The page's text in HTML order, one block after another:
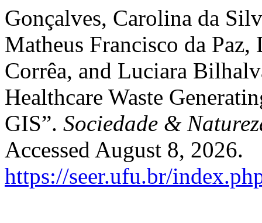
Gonçalves, Carolina da
Matheus Francisco da
Corrêa, and Luciara
Healthcare Waste
GIS”. Sociedade &
Accessed August 8, 2026.
https://seer.ufu.br/